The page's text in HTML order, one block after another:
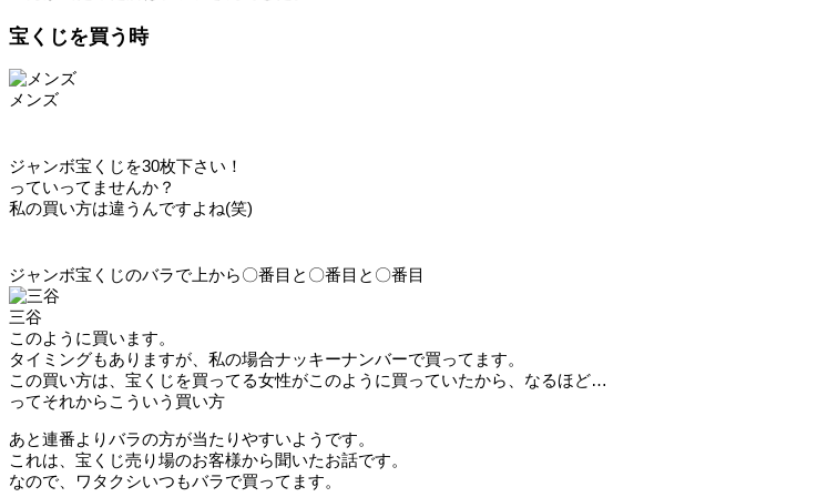
宝くじを買う時
メンズ
ジャンボ宝くじを30枚下さい！
っていってませんか？
私の買い方は違うんですよね(笑)
ジャンボ宝くじのバラで上から〇番目と〇番目と〇番目
三谷
このように買います。
タイミングもありますが、私の場合ナッキーナンバーで買ってます。
この買い方は、宝くじを買ってる女性がこのように買っていたから、なるほど…
ってそれからこういう買い方
あと連番よりバラの方が当たりやすいようです。
これは、宝くじ売り場のお客様から聞いたお話です。
なので、ワタクシいつもバラで買ってます。